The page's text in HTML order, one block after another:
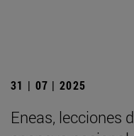
31 | 07 | 2025
Eneas, lecciones